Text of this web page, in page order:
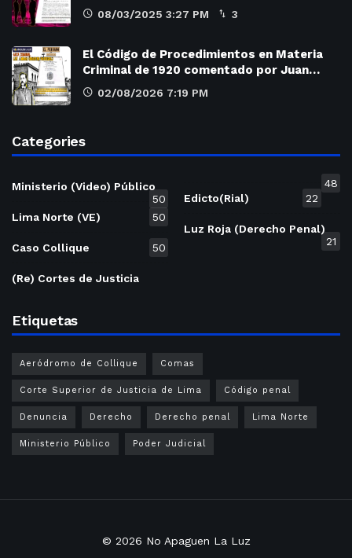
08/03/2025 3:27 PM 3
El Código de Procedimientos en Materia
Criminal de 1920 comentado por Juan…
02/08/2026 7:19 PM
Categories
Ministerio (Video) Público
50
Lima Norte (VE)
50
Caso Collique 50
(Re) Cortes de Justicia
48
Edicto(Rial)
22
Luz Roja (Derecho Penal)
21
Etiquetas
Aeródromo de Collique Comas
Corte Superior de Justicia de Lima Código penal
Denuncia Derecho Derecho penal Lima Norte
Ministerio Público Poder Judicial
© 2026 No Apaguen La Luz